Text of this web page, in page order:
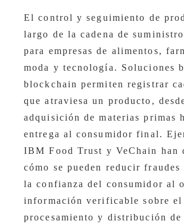
El control y seguimiento de
largo de la cadena de
para empresas de alimentos,
moda y tecnología. Soluciones
blockchain permiten registrar
que atraviesa un producto,
adquisición de materias primas
entrega al consumidor final.
IBM Food Trust y VeChain han
cómo se pueden reducir fraudes
la confianza del consumidor al
información verificable sobre el
procesamiento y distribución de